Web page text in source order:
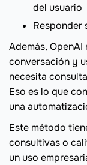
del usuario
Responder
Además,
conversación y
necesita
Eso es lo que
una
Este método
consultivas o
un uso